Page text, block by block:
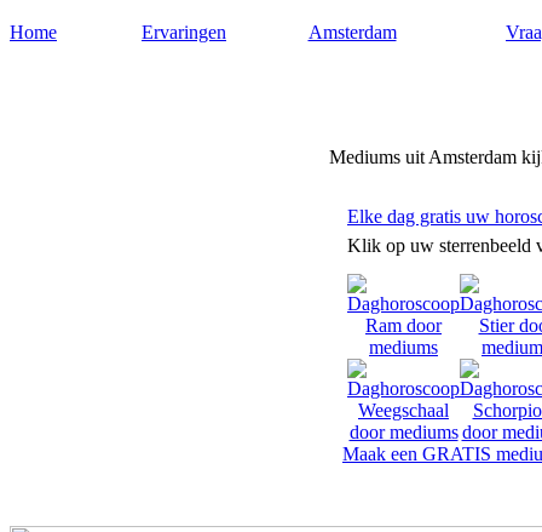
Home Ervaringen Amsterdam
Mediums uit Amsterdam
Elke dag gratis uw
Klik op uw sterrenbeeld
Maak een GRATIS